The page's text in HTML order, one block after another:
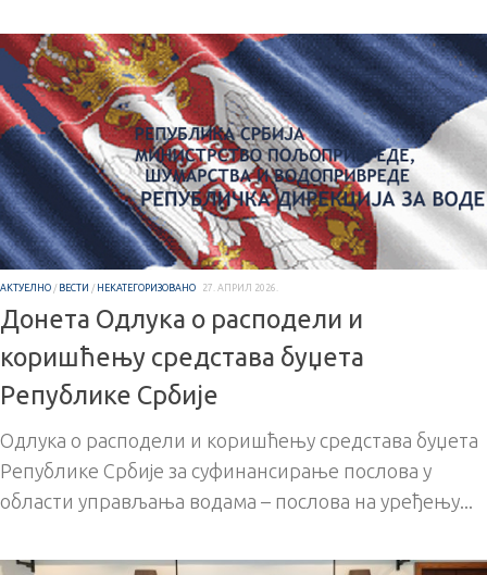
АКТУЕЛНО / ВЕСТИ / НЕКАТЕГОРИЗОВАНО 27. АПРИЛ 2026.
Донета Одлука о расподели и
коришћењу средстава буџета
Републике Србије
Одлука о расподели и коришћењу средстава буџета
Републике Србије за суфинансирање послова у
области управљања водама – послова на уређењу...